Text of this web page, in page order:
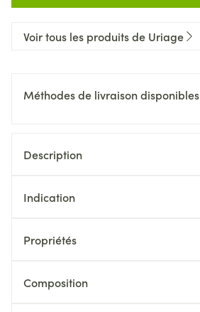
Voir tous les produits de Uriage
Méthodes de livraison disponibles
Description
Indication
Propriétés
Composition